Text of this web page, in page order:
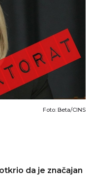
Foto: Beta/CINS
da je značajan